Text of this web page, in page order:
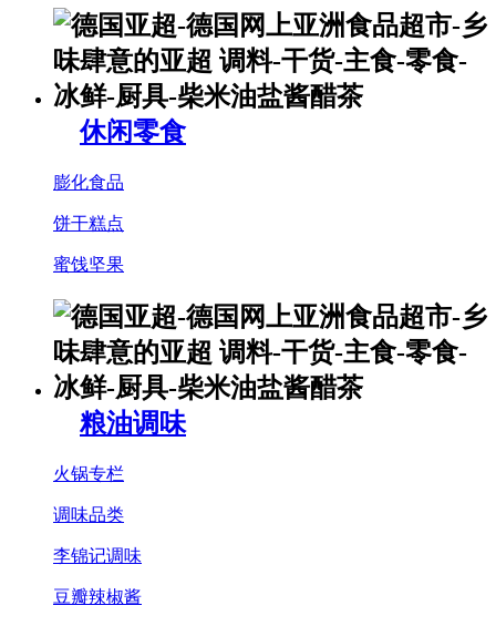
休闲零食
膨化食品
饼干糕点
蜜饯坚果
粮油调味
火锅专栏
调味品类
李锦记调味
豆瓣辣椒酱